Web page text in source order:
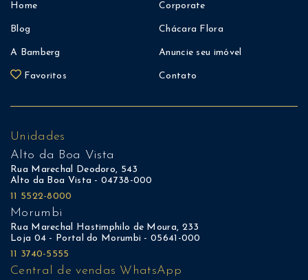
Home
Blog
A Bamberg
Favoritos
Corporate
Chácara Flora
Anuncie seu imóvel
Contato
Unidades
Alto da Boa Vista
Rua Marechal Deodoro, 543
Alto da Boa Vista - 04738-000
11 5522-8000
Morumbi
Rua Marechal Hastimphilo de Moura, 233
Loja 04 - Portal do Morumbi - 05641-000
11 3740-5555
Central de vendas WhatsApp